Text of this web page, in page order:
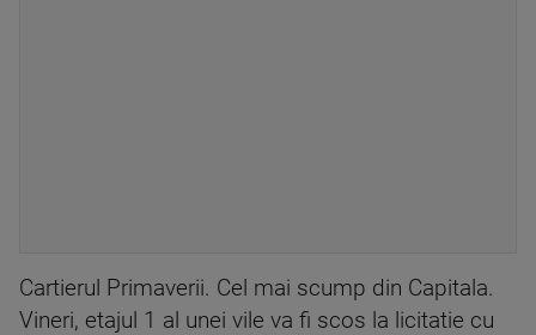
Cartierul Primaverii. Cel mai scump din Capitala.
Vineri, etajul 1 al unei vile va fi scos la licitatie cu